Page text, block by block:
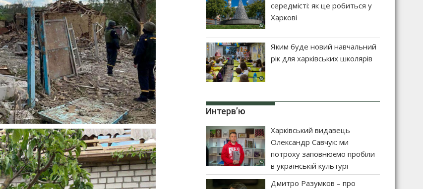
середмісті: як це робиться у
Харкові
Яким буде новий навчальний
рік для харківських школярів
Интерв’ю
Харківський видавець
Олександр Савчук: ми
потроху заповнюємо пробіли
в українській культурі
Дмитро Разумков – про